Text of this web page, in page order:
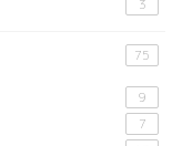
3
75
9
7